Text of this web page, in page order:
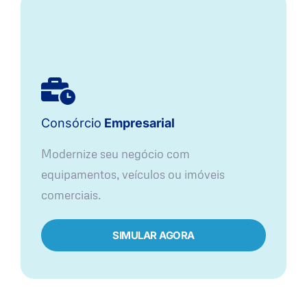
Consórcio Empresarial
Modernize seu negócio com
equipamentos, veículos ou imóveis
comerciais.
SIMULAR AGORA